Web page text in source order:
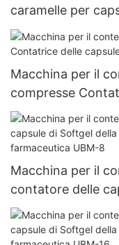
caramelle per
semiautomatiche
Macchina per il
compresse
compresse UBM- 4
Macchina per il
contatore delle
compressa della
farmaceutica